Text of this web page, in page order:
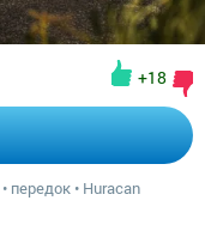
+18
• передок • Huracan